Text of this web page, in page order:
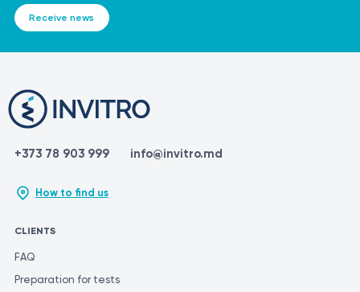
Receive news
+373 78 903 999 info@invitro.md
How to find us
CLIENTS
FAQ
Preparation for tests